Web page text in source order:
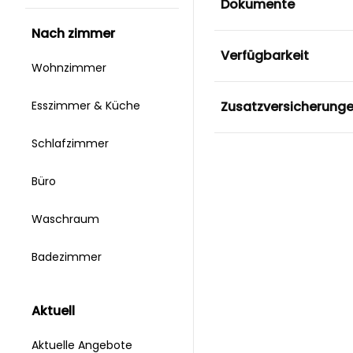
nach zimmer
Wohnzimmer
Esszimmer & Küche
Schlafzimmer
Büro
Waschraum
Badezimmer
aktuell
Aktuelle Angebote
Dokumente
Verfügbarkeit